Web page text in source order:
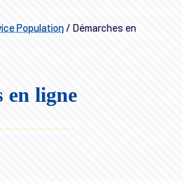
Population/Démarches en
en ligne